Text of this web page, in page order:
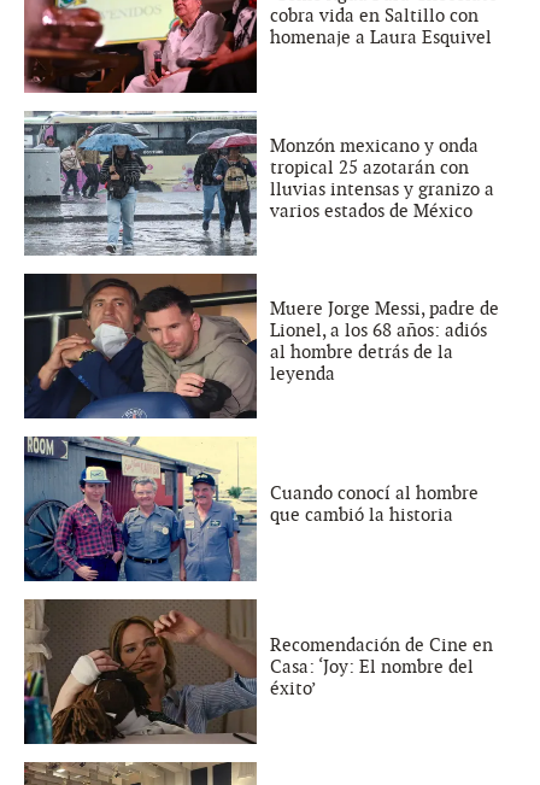
cobra vida en Saltillo con
homenaje a Laura Esquivel
Monzón mexicano y onda
tropical 25 azotarán con
lluvias intensas y granizo a
varios estados de México
Muere Jorge Messi, padre de
Lionel, a los 68 años: adiós
al hombre detrás de la
leyenda
Cuando conocí al hombre
que cambió la historia
Recomendación de Cine en
Casa: ‘Joy: El nombre del
éxito’